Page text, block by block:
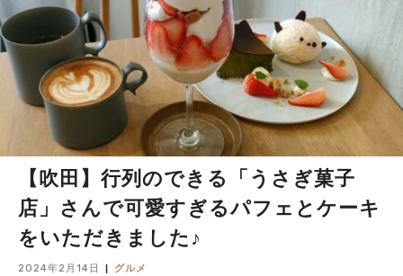
【吹田】行列のできる「うさぎ菓子
店」さんで可愛すぎるパフェとケーキ
をいただきました♪
2024年2月14日 グルメ